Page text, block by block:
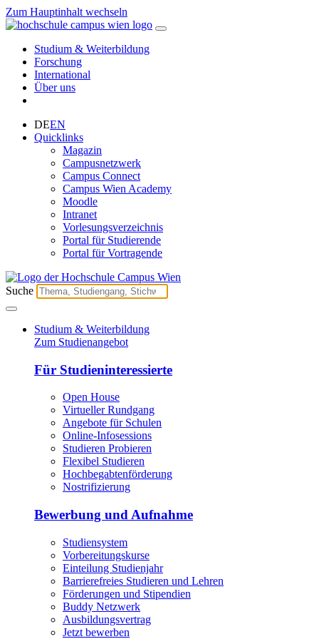
Zum Hauptinhalt wechseln
Studium & Weiterbildung
Forschung
International
Über uns
DEEN
Quicklinks
Magazin
Campusnetzwerk
Campus Connect
Campus Wien Academy
Moodle
Intranet
Vorlesungsverzeichnis
Portal für Studierende
Portal für Vortragende
Suche
Studium & Weiterbildung
Zum Studienangebot
Für Studieninteressierte
Open House
Virtueller Rundgang
Angebote für Schulen
Online-Infosessions
Studieren Probieren
Flexibel Studieren
Hochbegabtenförderung
Nostrifizierung
Bewerbung und Aufnahme
Studiensystem
Vorbereitungskurse
Einteilung Studienjahr
Barrierefreies Studieren und Lehren
Förderungen und Stipendien
Buddy Netzwerk
Ausbildungsvertrag
Jetzt bewerben